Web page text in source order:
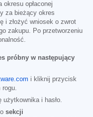
opłaconej
za bieżący okres
i złożyć wniosek o zwrot
zakupu. Po przetworzeniu
próbny w następujący
i kliknij przycisk
i hasło.
sekcji